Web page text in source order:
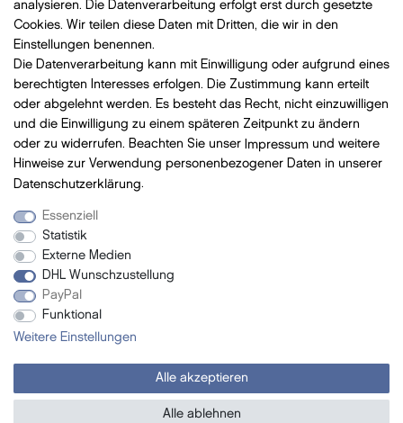
Vertrag widerrufen
Bezahlung mit VISA, MasterCard, Vorauskasse, PayPal
Versandmit DHL
Newsletter
- Neue Beauty Produkte
- Exclusive Angebote
- Promotion-Geschenke
Jetzt abonnieren
analysieren. Die Datenverarbeitung erfolgt erst durch gesetzte
Cookies. Wir teilen diese Daten mit Dritten, die wir in den
Einstellungen benennen.
Die Datenverarbeitung kann mit Einwilligung oder aufgrund eines
berechtigten Interesses erfolgen. Die Zustimmung kann erteilt
oder abgelehnt werden. Es besteht das Recht, nicht einzuwilligen
und die Einwilligung zu einem späteren Zeitpunkt zu ändern
oder zu widerrufen. Beachten Sie unser
Impressum und weitere
Hinweise zur Verwendung personenbezogener Daten in unserer
Daten­schutz­erklärung.
Essenziell
Statistik
Externe Medien
DHL Wunschzustellung
PayPal
Funktional
Weitere Einstellungen
Alle akzeptieren
Alle ablehnen